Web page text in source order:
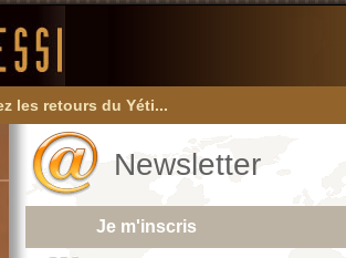
les retours du Yéti...
Newsletter
Je m'inscris